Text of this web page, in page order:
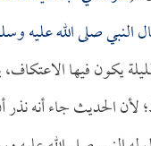
النبي صلى الله عليه
يكون فيها
لأن الحديث جاء أنه